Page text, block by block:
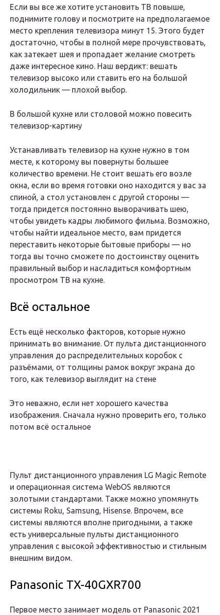
Если вы все же хотите установить ТВ повыше,
поднимите голову и посмотрите на предполагаемое
место крепления телевизора минут 15. Этого будет
достаточно, чтобы в полной мере прочувствовать,
как затекает шея и пропадает желание смотреть
даже интересное кино. Наш вердикт: вешать
телевизор высоко или ставить его на большой
холодильник — плохой выбор.
В большой кухне или столовой можно повесить
телевизор-картину
Устанавливать телевизор на кухне нужно в том
месте, к которому вы повернуты большее
количество времени. Не стоит вешать его возле
окна, если во время готовки оно находится у вас за
спиной, а стол установлен с другой стороны —
тогда придется постоянно выворачивать шею,
чтобы увидеть кадры любимого фильма. Возможно,
чтобы найти идеальное место, вам придется
переставить некоторые бытовые приборы — но
тогда вы точно сможете по достоинству оценить
правильный выбор и насладиться комфортным
просмотром ТВ на кухне.
Всё остальное
Есть ещё несколько факторов, которые нужно
принимать во внимание. От пульта дистанционного
управления до распределительных коробок с
разъёмами, от толщины рамок вокруг экрана до
того, как телевизор выглядит на стене
Это неважно, если нет хорошего качества
изображения. Сначала нужно проверить его, только
потом всё остальное
Пульт дистанционного управления LG Magic Remote
и операционная система WebOS являются
золотыми стандартами. Также можно упомянуть
системы Roku, Samsung, Hisense. Впрочем, все
системы являются вполне пригодными, а также
есть универсальные пульты дистанционного
управления с высокой эффективностью и стильным
внешним видом.
Panasonic TX-40GXR700
Первое место занимает модель от Panasonic 2021